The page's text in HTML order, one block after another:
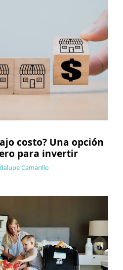
costo? Una opción
para invertir
Camarillo